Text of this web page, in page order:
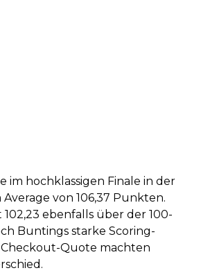
im hochklassigen Finale in der
von 106,37 Punkten.
ebenfalls über der 100-
Buntings starke Scoring-
Checkout-Quote machten